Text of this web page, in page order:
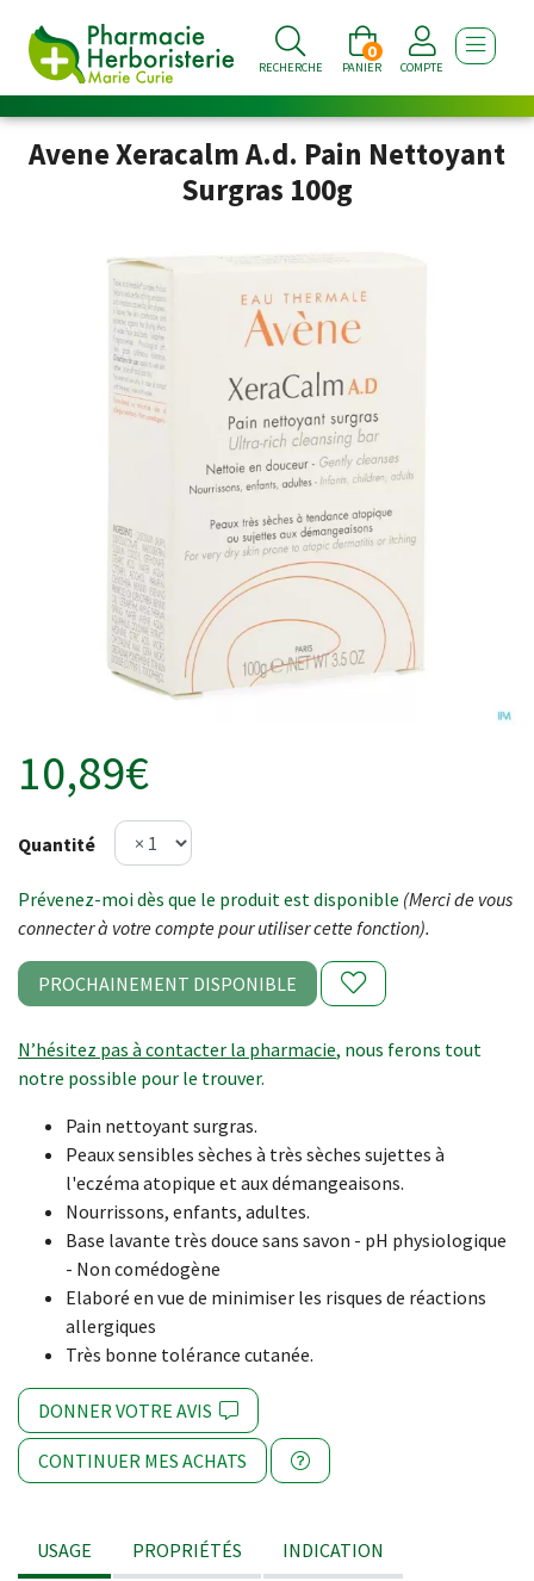
RECHERCHE PANIER
0
COMPTE
Avene Xeracalm A.d. Pain Nettoyant
Surgras 100g
10,89€
Quantité
Prévenez-moi dès que le produit est disponible (Merci de vous
connecter à votre compte pour utiliser cette fonction).
PROCHAINEMENT DISPONIBLE
N’hésitez pas à contacter la pharmacie, nous ferons tout
notre possible pour le trouver.
Pain nettoyant surgras.
Peaux sensibles sèches à très sèches sujettes à
l'eczéma atopique et aux démangeaisons.
Nourrissons, enfants, adultes.
Base lavante très douce sans savon - pH physiologique
- Non comédogène
Elaboré en vue de minimiser les risques de réactions
allergiques
Très bonne tolérance cutanée.
DONNER VOTRE AVIS
CONTINUER MES ACHATS
USAGE PROPRIÉTÉS INDICATION